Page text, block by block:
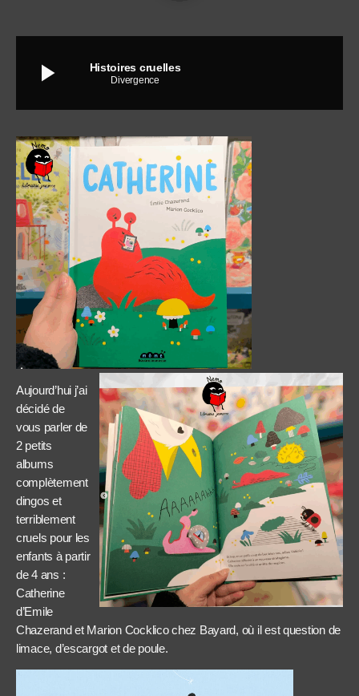
play_arrow Histoires cruelles
Divergence
Aujourd’hui j’ai
décidé de
vous parler de
2 petits
albums
complètement
dingos et
terriblement
cruels pour les
enfants à partir
de 4 ans :
Catherine
d’Emile
Chazerand et Marion Cocklico chez Bayard, où il est question de
limace, d’escargot et de poule.